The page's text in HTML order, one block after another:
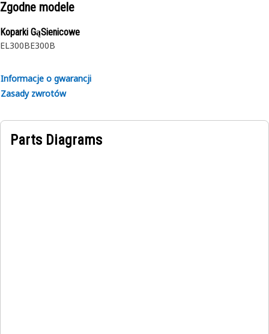
Zgodne modele
Koparki GąSienicowe
EL300BE300B
Informacje o gwarancji
Zasady zwrotów
Parts Diagrams